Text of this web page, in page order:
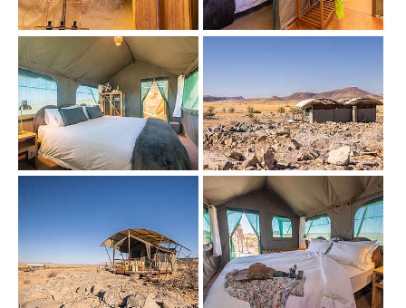
Show larger version
Show larger version